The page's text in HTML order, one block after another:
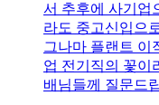
서 추후에 사기업
라도 중고신입으
그나마 플랜트 이
업 전기직의 꽃이
배님들께 질문드